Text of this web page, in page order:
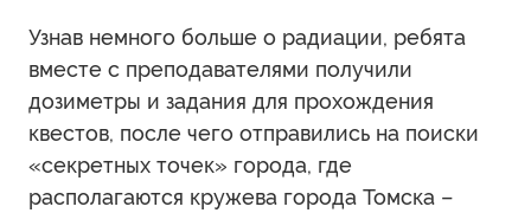
Узнав немного больше о радиации, ребята
вместе с преподавателями получили
дозиметры и задания для прохождения
квестов, после чего отправились на поиски
«секретных точек» города, где
располагаются кружева города Томска –